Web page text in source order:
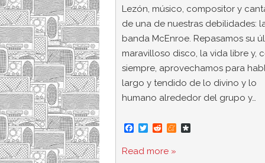
Lezón, músico, compositor y
de una de nuestras debilidades:
banda McEnroe. Repasamos su
maravilloso disco, la vida libre y,
siempre, aprovechamos para
largo y tendido de lo divino y lo
humano alrededor del grupo y…
F
c
e
T
i
t
R
d
d
M
Read more »